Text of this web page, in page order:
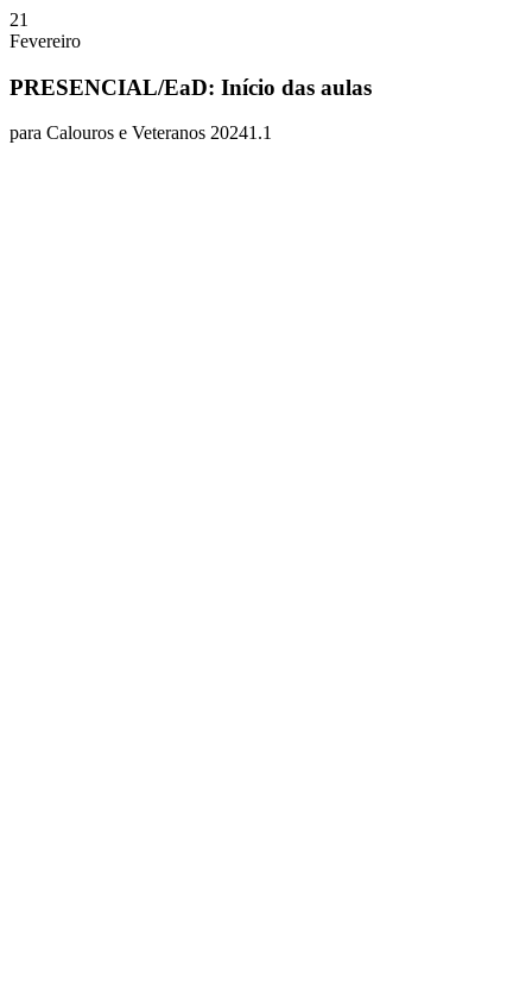
21
Fevereiro
PRESENCIAL/EaD: Início das aulas
para Calouros e Veteranos 20241.1